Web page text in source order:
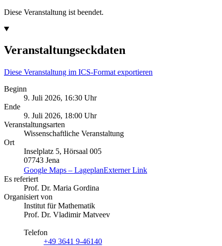
Diese Veranstaltung ist beendet.
Veranstaltungseckdaten
Diese Veranstaltung im ICS-Format exportieren
Beginn
9. Juli 2026, 16:30 Uhr
Ende
9. Juli 2026, 18:00 Uhr
Veranstaltungsarten
Wissenschaftliche Veranstaltung
Ort
Inselplatz 5, Hörsaal 005
07743 Jena
Google Maps – LageplanExterner Link
Es referiert
Prof. Dr. Maria Gordina
Organisiert von
Institut für Mathematik
Prof. Dr. Vladimir Matveev
Telefon
+49 3641 9-46140